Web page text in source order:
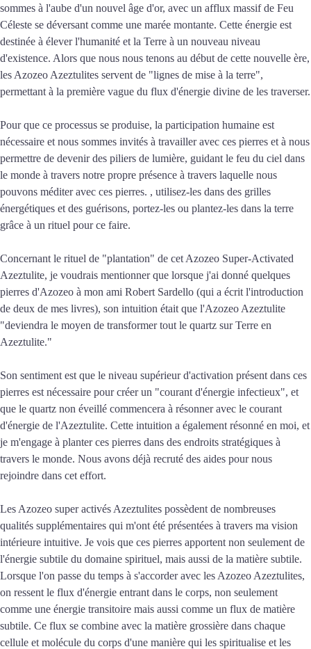
sommes à l'aube d'un nouvel âge d'or, avec un afflux massif de Feu
Céleste se déversant comme une marée montante. Cette énergie est
destinée à élever l'humanité et la Terre à un nouveau niveau
d'existence. Alors que nous nous tenons au début de cette nouvelle ère,
les Azozeo Azeztulites servent de "lignes de mise à la terre",
permettant à la première vague du flux d'énergie divine de les traverser.
Pour que ce processus se produise, la participation humaine est
nécessaire et nous sommes invités à travailler avec ces pierres et à nous
permettre de devenir des piliers de lumière, guidant le feu du ciel dans
le monde à travers notre propre présence à travers laquelle nous
pouvons méditer avec ces pierres. , utilisez-les dans des grilles
énergétiques et des guérisons, portez-les ou plantez-les dans la terre
grâce à un rituel pour ce faire.
Concernant le rituel de "plantation" de cet Azozeo Super-Activated
Azeztulite, je voudrais mentionner que lorsque j'ai donné quelques
pierres d'Azozeo à mon ami Robert Sardello (qui a écrit l'introduction
de deux de mes livres), son intuition était que l'Azozeo Azeztulite
"deviendra le moyen de transformer tout le quartz sur Terre en
Azeztulite."
Son sentiment est que le niveau supérieur d'activation présent dans ces
pierres est nécessaire pour créer un "courant d'énergie infectieux", et
que le quartz non éveillé commencera à résonner avec le courant
d'énergie de l'Azeztulite. Cette intuition a également résonné en moi, et
je m'engage à planter ces pierres dans des endroits stratégiques à
travers le monde. Nous avons déjà recruté des aides pour nous
rejoindre dans cet effort.
Les Azozeo super activés Azeztulites possèdent de nombreuses
qualités supplémentaires qui m'ont été présentées à travers ma vision
intérieure intuitive. Je vois que ces pierres apportent non seulement de
l'énergie subtile du domaine spirituel, mais aussi de la matière subtile.
Lorsque l'on passe du temps à s'accorder avec les Azozeo Azeztulites,
on ressent le flux d'énergie entrant dans le corps, non seulement
comme une énergie transitoire mais aussi comme un flux de matière
subtile. Ce flux se combine avec la matière grossière dans chaque
cellule et molécule du corps d'une manière qui les spiritualise et les